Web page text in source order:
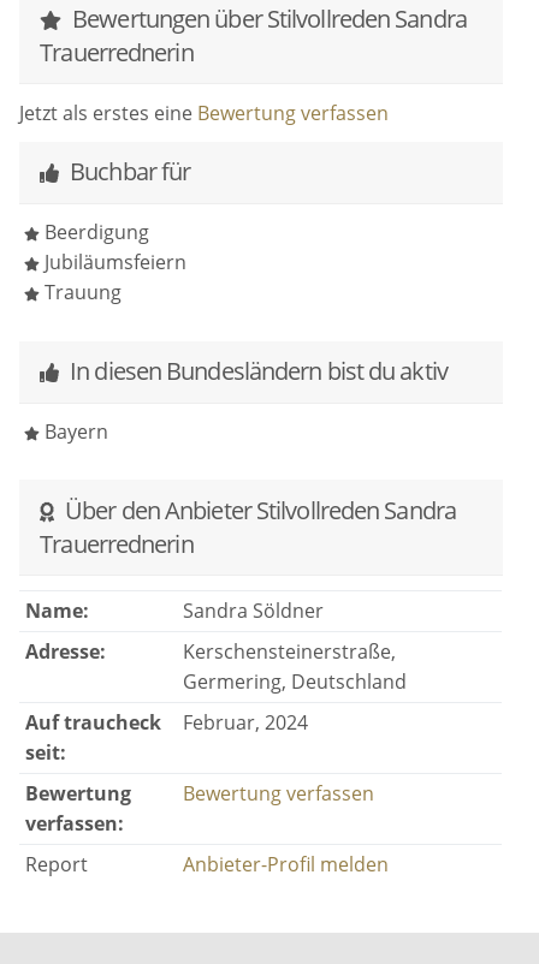
Bewertungen über Stilvollreden Sandra
Trauerrednerin
Jetzt als erstes eine Bewertung verfassen
Buchbar für
Beerdigung
Jubiläumsfeiern
Trauung
In diesen Bundesländern bist du aktiv
Bayern
Über den Anbieter Stilvollreden Sandra
Trauerrednerin
Name:
Sandra Söldner
Adresse:
Kerschensteinerstraße,
Germering, Deutschland
Auf traucheck
seit:
Februar, 2024
Bewertung
verfassen:
Bewertung verfassen
Report Anbieter-Profil melden